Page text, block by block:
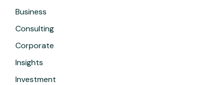
Business
Consulting
Corporate
Insights
Investment